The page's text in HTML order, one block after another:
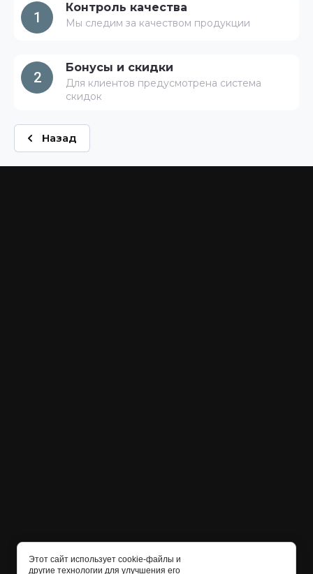
1
Контроль качества
Мы следим за качеством продукции
2
Бонусы и скидки
Для клиентов предусмотрена система
скидок
Назад
Этот сайт использует cookie-файлы и
другие технологии для улучшения его